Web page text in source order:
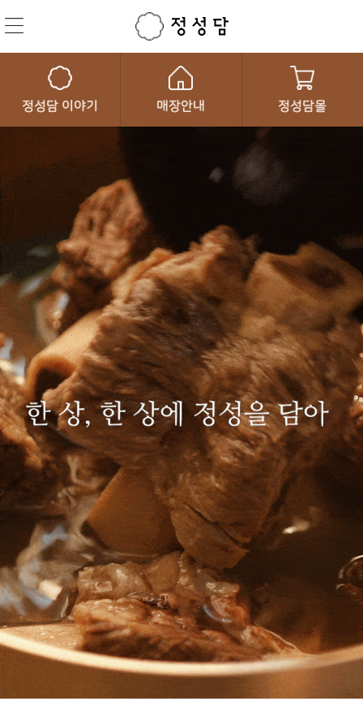
정성담 이야기 매장안내 정성담몰